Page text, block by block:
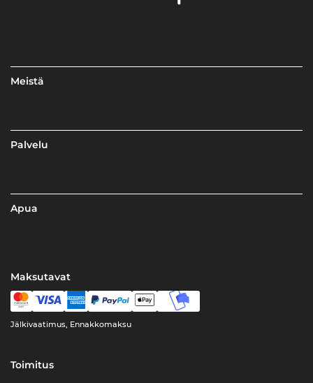
Meistä
Palvelu
Apua
Maksutavat
Jälkivaatimus, Ennakkomaksu
Toimitus